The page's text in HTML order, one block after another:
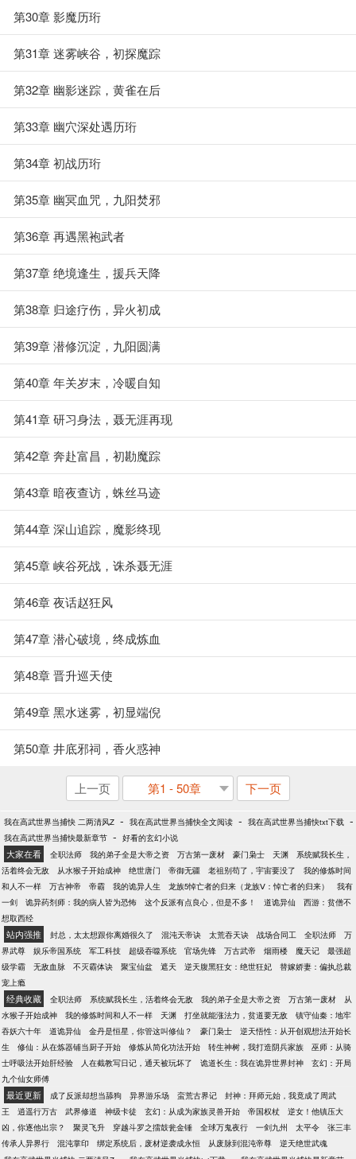
第30章 影魔历珩
第31章 迷雾峡谷，初探魔踪
第32章 幽影迷踪，黄雀在后
第33章 幽穴深处遇历珩
第34章 初战历珩
第35章 幽冥血咒，九阳焚邪
第36章 再遇黑袍武者
第37章 绝境逢生，援兵天降
第38章 归途疗伤，异火初成
第39章 潜修沉淀，九阳圆满
第40章 年关岁末，冷暖自知
第41章 研习身法，聂无涯再现
第42章 奔赴富昌，初勘魔踪
第43章 暗夜查访，蛛丝马迹
第44章 深山追踪，魔影终现
第45章 峡谷死战，诛杀聂无涯
第46章 夜话赵狂风
第47章 潜心破境，终成炼血
第48章 晋升巡天使
第49章 黑水迷雾，初显端倪
第50章 井底邪祠，香火惑神
上一页 第1 - 50章 下一页
我在高武世界当捕快 二两清风Z - 我在高武世界当捕快全文阅读 - 我在高武世界当捕快txt下载 -
我在高武世界当捕快最新章节 - 好看的玄幻小说
大家在看 全职法师 我的弟子全是大帝之资 万古第一废材 豪门枭士 天渊
系统赋我长生，
活着终会无敌
从水猴子开始成神 绝世唐门 帝御无疆 老祖别苟了，宇宙要没了
我的修炼时间
和人不一样
万古神帝 帝霸 我的诡异人生 龙族5悼亡者的归来（龙族Ⅴ：悼亡者的归来）
我有
一剑
诡异药剂师：我的病人皆为恐怖 这个反派有点良心，但是不多！ 道诡异仙
西游：贫僧不
想取西经
站内强推 封总，太太想跟你离婚很久了 混沌天帝诀 太荒吞天诀 战场合同工 全职法师
万
界武尊
娱乐帝国系统 军工科技 超级吞噬系统 官场先锋 万古武帝 烟雨楼 魔天记
最强超
级学霸
无敌血脉 不灭霸体诀 聚宝仙盆 遮天 逆天腹黑狂女：绝世狂妃
替嫁娇妻：偏执总裁
宠上瘾
经典收藏 全职法师 系统赋我长生，活着终会无敌 我的弟子全是大帝之资 万古第一废材
从
水猴子开始成神
我的修炼时间和人不一样 天渊 打坐就能涨法力，贫道要无敌
镇守仙秦：地牢
吞妖六十年
道诡异仙 金丹是恒星，你管这叫修仙？ 豪门枭士
逆天悟性：从开创观想法开始长
生
修仙：从在炼器铺当厨子开始 修炼从简化功法开始 转生神树，我打造阴兵家族
巫师：从骑
士呼吸法开始肝经验
人在截教写日记，通天被玩坏了 诡道长生：我在诡异世界封神
玄幻：开局
九个仙女师傅
最近更新 成了反派却想当舔狗 异界游乐场 蛮荒古界记
封神：拜师元始，我竟成了周武
王
逍遥行万古 武界修道 神级卡徒 玄幻：从成为家族灵兽开始 帝国权杖
逆女！他镇压大
凶，你逐他出宗？
聚灵飞升 穿越斗罗之擂鼓瓮金锤 全球万鬼夜行 一剑九州 太平令
张三丰
传承人异界行
混沌掌印 绑定系统后，废材逆袭成永恒 从废脉到混沌帝尊
逆天绝世武魂